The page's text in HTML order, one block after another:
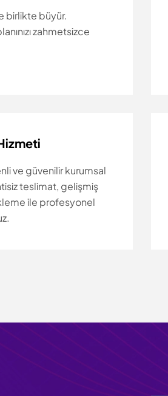
birlikte büyür.
zahmetsizce
ve güvenilir kurumsal
teslimat, gelişmiş
ile profesyonel